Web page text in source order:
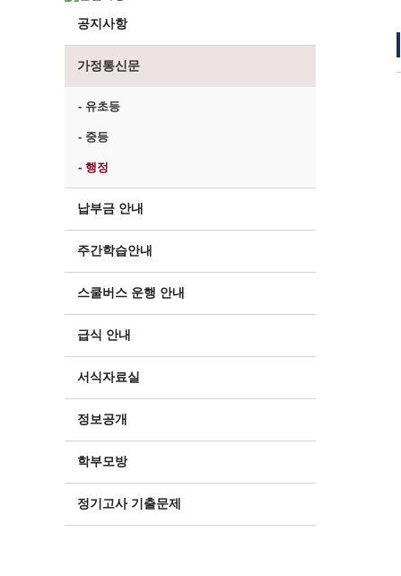
공지사항
가정통신문
- 유초등
- 중등
- 행정
납부금 안내
주간학습안내
스쿨버스 운행 안내
급식 안내
서식자료실
정보공개
학부모방
정기고사 기출문제